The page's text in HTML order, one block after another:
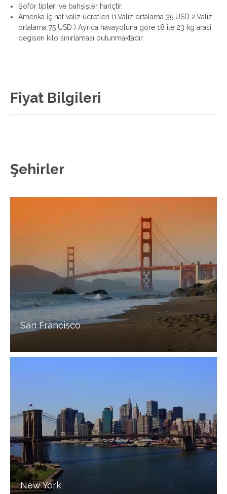
Şoför tipleri ve bahşişler hariçtir.
Amerika İç hat valiz ücretleri (1.Valiz ortalama 35 USD 2.Valiz
ortalama 75 USD ) Ayrıca havayoluna gore 18 ile 23 kg arasi
degisen kilo sınırlaması bulunmaktadır.
Fiyat Bilgileri
Şehirler
San Francisco
New York